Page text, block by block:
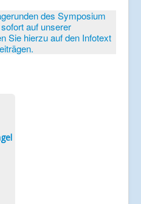
des Symposium
auf unserer
Sie hierzu auf den Infotext